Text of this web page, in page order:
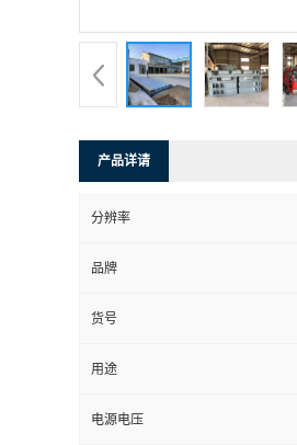
产品详请
分辨率
品牌
货号
用途
电源电压